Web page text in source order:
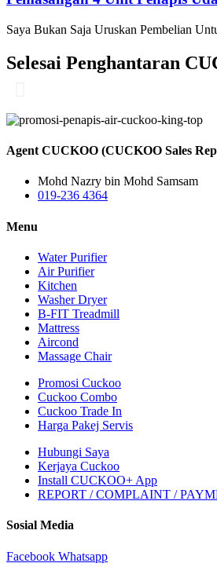
Saya Bukan Saja Uruskan Pembelian
Selesai Penghantaran
Agent CUCKOO (CUCKOO Sales
Mohd Nazry bin Mohd Samsam
019-236 4364
Menu
Water Purifier
Air Purifier
Kitchen
Washer Dryer
B-FIT Treadmill
Mattress
Aircond
Massage Chair
Promosi Cuckoo
Cuckoo Combo
Cuckoo Trade In
Harga Pakej Servis
Hubungi Saya
Kerjaya Cuckoo
Install CUCKOO+ App
REPORT / COMPLAINT /
Sosial Media
Facebook Whatsapp